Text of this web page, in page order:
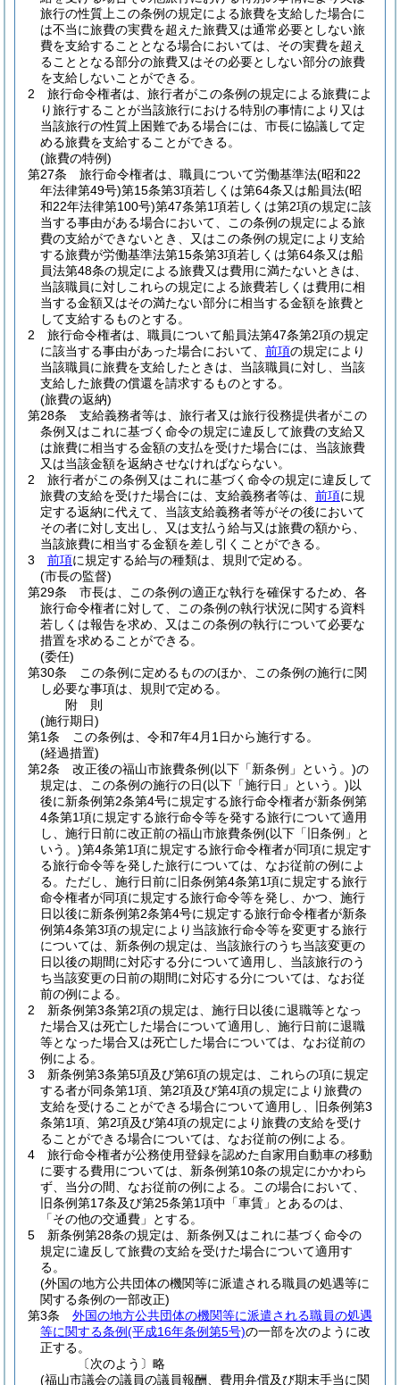
旅行の性質上この条例の規定による旅費を支給した場合に
は不当に旅費の実費を超えた旅費又は通常必要としない旅
費を支給することとなる場合においては、その実費を超え
ることとなる部分の旅費又はその必要としない部分の旅費
を支給しないことができる。
2
旅行命令権者は、旅行者がこの条例の規定による旅費によ
り旅行することが当該旅行における特別の事情により又は
当該旅行の性質上困難である場合には、市長に協議して定
める旅費を支給することができる。
(旅費の特例)
第27条
旅行命令権者は、職員について労働基準法(昭和22
年法律第49号)第15条第3項若しくは第64条又は船員法(昭
和22年法律第100号)第47条第1項若しくは第2項の規定に該
当する事由がある場合において、この条例の規定による旅
費の支給ができないとき、又はこの条例の規定により支給
する旅費が労働基準法第15条第3項若しくは第64条又は船
員法第48条の規定による旅費又は費用に満たないときは、
当該職員に対しこれらの規定による旅費若しくは費用に相
当する金額又はその満たない部分に相当する金額を旅費と
して支給するものとする。
2
旅行命令権者は、職員について船員法第47条第2項の規定
に該当する事由があった場合において、 前項の規定により
当該職員に旅費を支給したときは、当該職員に対し、当該
支給した旅費の償還を請求するものとする。
(旅費の返納)
第28条
支給義務者等は、旅行者又は旅行役務提供者がこの
条例又はこれに基づく命令の規定に違反して旅費の支給又
は旅費に相当する金額の支払を受けた場合には、当該旅費
又は当該金額を返納させなければならない。
2
旅行者がこの条例又はこれに基づく命令の規定に違反して
旅費の支給を受けた場合には、支給義務者等は、 前項に規
定する返納に代えて、当該支給義務者等がその後において
その者に対し支出し、又は支払う給与又は旅費の額から、
当該旅費に相当する金額を差し引くことができる。
3
前項に規定する給与の種類は、規則で定める。
(市長の監督)
第29条
市長は、この条例の適正な執行を確保するため、各
旅行命令権者に対して、この条例の執行状況に関する資料
若しくは報告を求め、又はこの条例の執行について必要な
措置を求めることができる。
(委任)
第30条
この条例に定めるもののほか、この条例の施行に関
し必要な事項は、規則で定める。
附 則
(施行期日)
第1条
この条例は、令和7年4月1日から施行する。
(経過措置)
第2条
改正後の福山市旅費条例(以下「新条例」という。)の
規定は、この条例の施行の日(以下「施行日」という。)以
後に新条例第2条第4号に規定する旅行命令権者が新条例第
4条第1項に規定する旅行命令等を発する旅行について適用
し、施行日前に改正前の福山市旅費条例(以下「旧条例」と
いう。)第4条第1項に規定する旅行命令権者が同項に規定す
る旅行命令等を発した旅行については、なお従前の例によ
る。 ただし、施行日前に旧条例第4条第1項に規定する旅行
命令権者が同項に規定する旅行命令等を発し、かつ、施行
日以後に新条例第2条第4号に規定する旅行命令権者が新条
例第4条第3項の規定により当該旅行命令等を変更する旅行
については、新条例の規定は、当該旅行のうち当該変更の
日以後の期間に対応する分について適用し、当該旅行のう
ち当該変更の日前の期間に対応する分については、なお従
前の例による。
2
新条例第3条第2項の規定は、施行日以後に退職等となっ
た場合又は死亡した場合について適用し、施行日前に退職
等となった場合又は死亡した場合については、なお従前の
例による。
3
新条例第3条第5項及び第6項の規定は、これらの項に規定
する者が同条第1項、第2項及び第4項の規定により旅費の
支給を受けることができる場合について適用し、旧条例第3
条第1項、第2項及び第4項の規定により旅費の支給を受け
ることができる場合については、なお従前の例による。
4
旅行命令権者が公務使用登録を認めた自家用自動車の移動
に要する費用については、新条例第10条の規定にかかわら
ず、当分の間、なお従前の例による。
この場合において、
旧条例第17条及び第25条第1項中「車賃」とあるのは、
「その他の交通費」とする。
5
新条例第28条の規定は、新条例又はこれに基づく命令の
規定に違反して旅費の支給を受けた場合について適用す
る。
(外国の地方公共団体の機関等に派遣される職員の処遇等に
関する条例の一部改正)
第3条
外国の地方公共団体の機関等に派遣される職員の処遇
等に関する条例(平成16年条例第5号)の一部を次のように改
正する。
〔次のよう〕略
(福山市議会の議員の議員報酬、費用弁償及び期末手当に関